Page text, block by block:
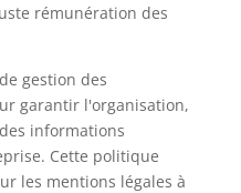
rémunération des
gestion des
garantir l'organisation,
informations
Cette politique
les mentions légales à